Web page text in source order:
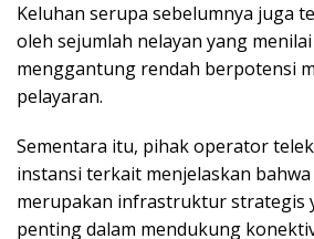
Keluhan serupa sebelumnya juga
oleh sejumlah nelayan yang
menggantung rendah berpotensi
pelayaran.
Sementara itu, pihak operator
instansi terkait menjelaskan
merupakan infrastruktur strategis
penting dalam mendukung